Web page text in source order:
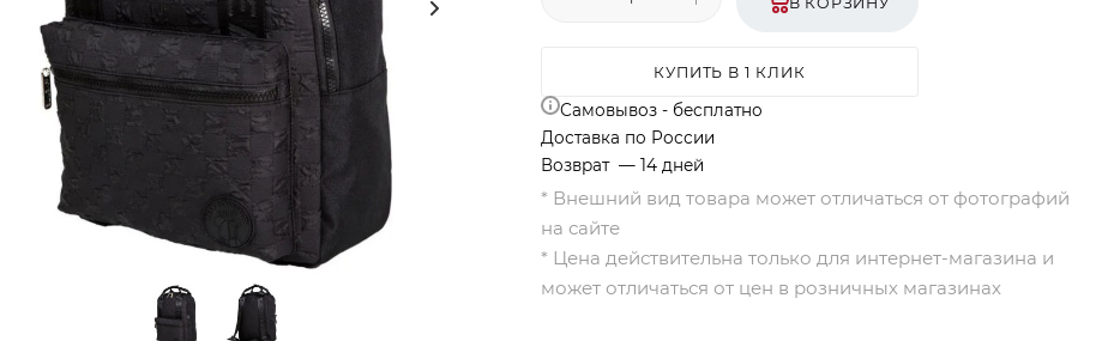
КУПИТЬ В 1 КЛИК
Самовывоз - бесплатно
Доставка по России
Возврат — 14 дней
* Внешний вид товара может отличаться от фотографий
на сайте
* Цена действительна только для интернет-магазина и
может отличаться от цен в розничных магазинах